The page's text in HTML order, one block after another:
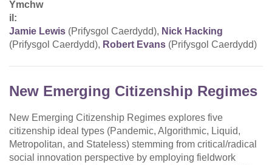
Ymchw
il:
Jamie Lewis (Prifysgol Caerdydd), Nick Hacking
(Prifysgol Caerdydd), Robert Evans (Prifysgol Caerdydd)
New Emerging Citizenship Regimes
New Emerging Citizenship Regimes explores five
citizenship ideal types (Pandemic, Algorithmic, Liquid,
Metropolitan, and Stateless) stemming from critical/radical
social innovation perspective by employing fieldwork